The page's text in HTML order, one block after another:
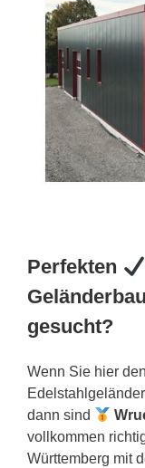
Perfekten
gesucht?
Wenn Sie hier
dann sind
vollkommen
Württemberg mit